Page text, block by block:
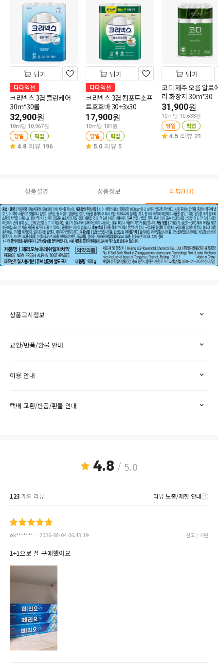
담기
다다익선
크리넥스 3겹 클린케어
30m*30롤
32,900원
10m당 10,967원
당일 픽업
4.8 리뷰 196
담기
다다익선
크리넥스 3겹 컴포트소프
트호호바 30+3x30
17,900원
10m당 181원
당일 픽업
5.0 리뷰 5
담기
코디 제주 오름 알로
라 화장지 30m*30
31,900원
10m당 10,633원
당일 픽업
4.5 리뷰 21
상품설명 상품정보 리뷰(123)
상품고시정보
교환/반품/환불 안내
이용 안내
택배 교환/반품/환불 안내
4.8 / 5.0
123 개의 리뷰 리뷰 노출/제한 안내
ok******* 2026-08-04 06:43:19 신고 / 차단
1+1으로 잘 구매했어요